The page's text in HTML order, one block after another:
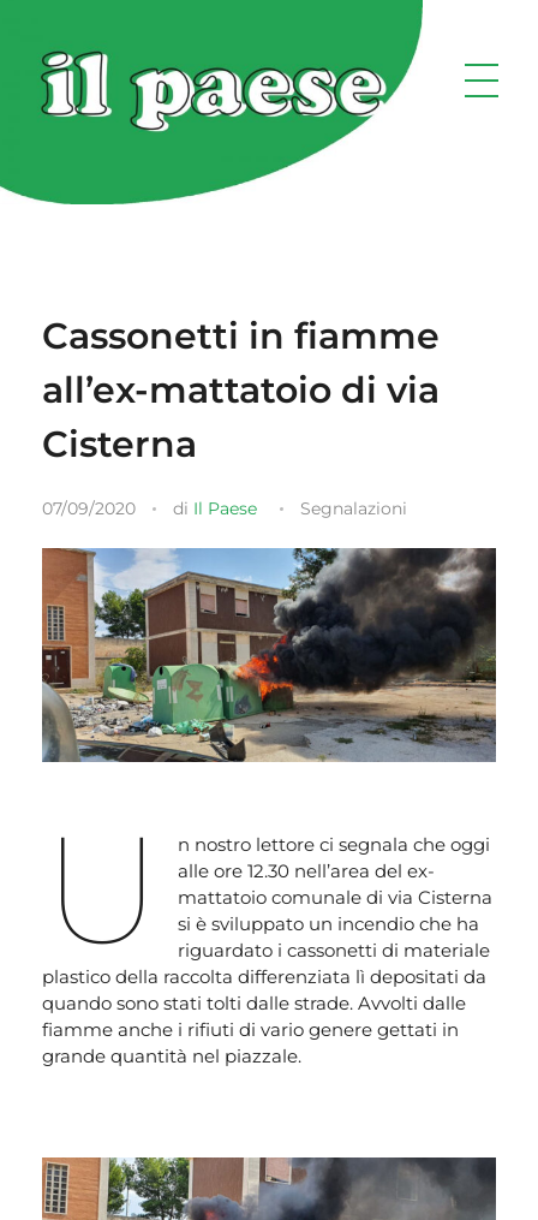
Cassonetti in fiamme
all’ex-mattatoio di via
Cisterna
07/09/2020 di Il Paese Segnalazioni
U
n nostro lettore ci segnala che oggi
alle ore 12.30 nell’area del ex-
mattatoio comunale di via Cisterna
si è sviluppato un incendio che ha
riguardato i cassonetti di materiale
plastico della raccolta differenziata lì depositati da
quando sono stati tolti dalle strade. Avvolti dalle
fiamme anche i rifiuti di vario genere gettati in
grande quantità nel piazzale.